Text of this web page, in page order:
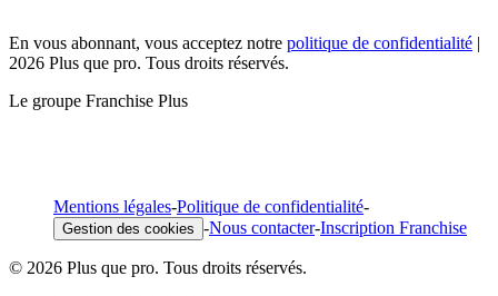
En vous abonnant, vous acceptez notre politique de confidentialité |
2026 Plus que pro. Tous droits réservés.
Le groupe Franchise Plus
Mentions légales-Politique de confidentialité-
Gestion des cookies -Nous contacter-Inscription Franchise
© 2026 Plus que pro. Tous droits réservés.